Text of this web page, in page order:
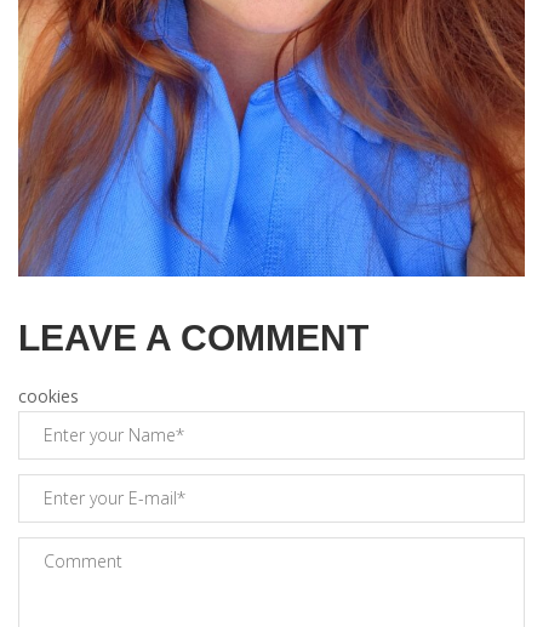
LEAVE A COMMENT
cookies